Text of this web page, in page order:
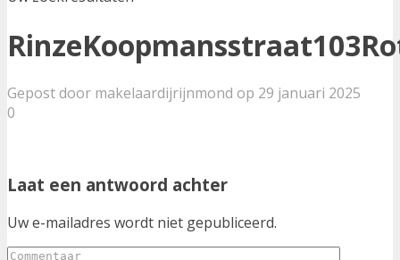
Gepost door makelaardijrijnmond op 29 januari 2025
0
Laat een antwoord achter
Uw e-mailadres wordt niet gepubliceerd.